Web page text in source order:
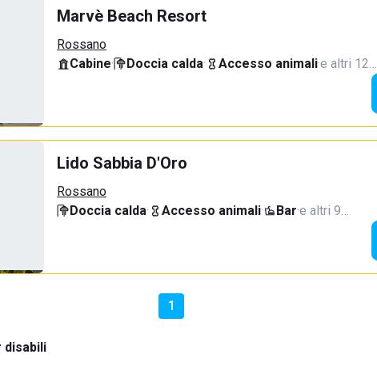
Marvè Beach Resort
Rossano
Cabine· Doccia calda· Accesso animali·e altri 12…
Lido Sabbia D'Oro
Rossano
Doccia calda· Accesso animali· Bar·e altri 9…
1
disabili